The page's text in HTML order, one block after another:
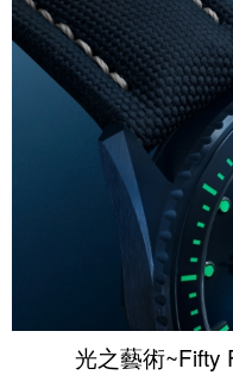
光之藝術~Fifty